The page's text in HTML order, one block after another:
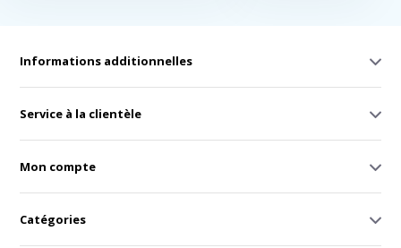
Informations additionnelles
Service à la clientèle
Mon compte
Catégories